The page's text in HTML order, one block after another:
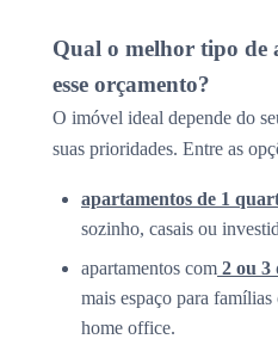
Qual o melhor tipo de
esse orçamento?
O imóvel ideal depende do
suas prioridades. Entre as
apartamentos de 1
sozinho, casais ou
apartamentos com 2 ou 3
mais espaço para
home office.